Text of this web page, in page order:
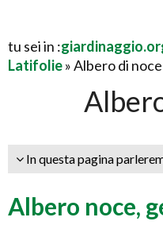
tu sei in :
Latifolie» Albero di noce
In questa pagina
Albero noce,